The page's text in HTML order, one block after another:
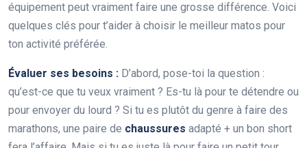
équipement peut vraiment faire une grosse différence. Voici
quelques clés pour t’aider à choisir le meilleur matos pour
ton activité préférée.
Évaluer ses besoins : D’abord, pose-toi la question :
qu’est-ce que tu veux vraiment ? Es-tu là pour te détendre ou
pour envoyer du lourd ? Si tu es plutôt du genre à faire des
marathons, une paire de chaussures adapté + un bon short